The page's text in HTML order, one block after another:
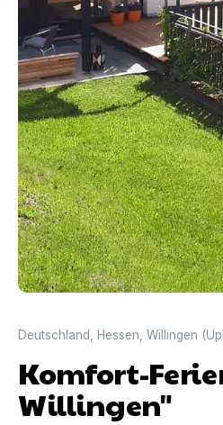
Deutschland Hessen Willingen
Komfort-
Willingen"